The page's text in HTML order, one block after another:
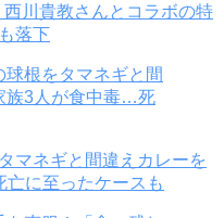
川貴教さんとコラボの特
落下
マネギと間違えカレーを
に至ったケースも